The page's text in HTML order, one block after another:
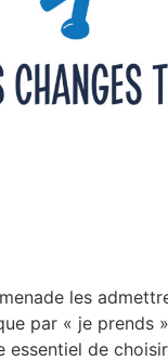
les
par « je prends
essentiel de